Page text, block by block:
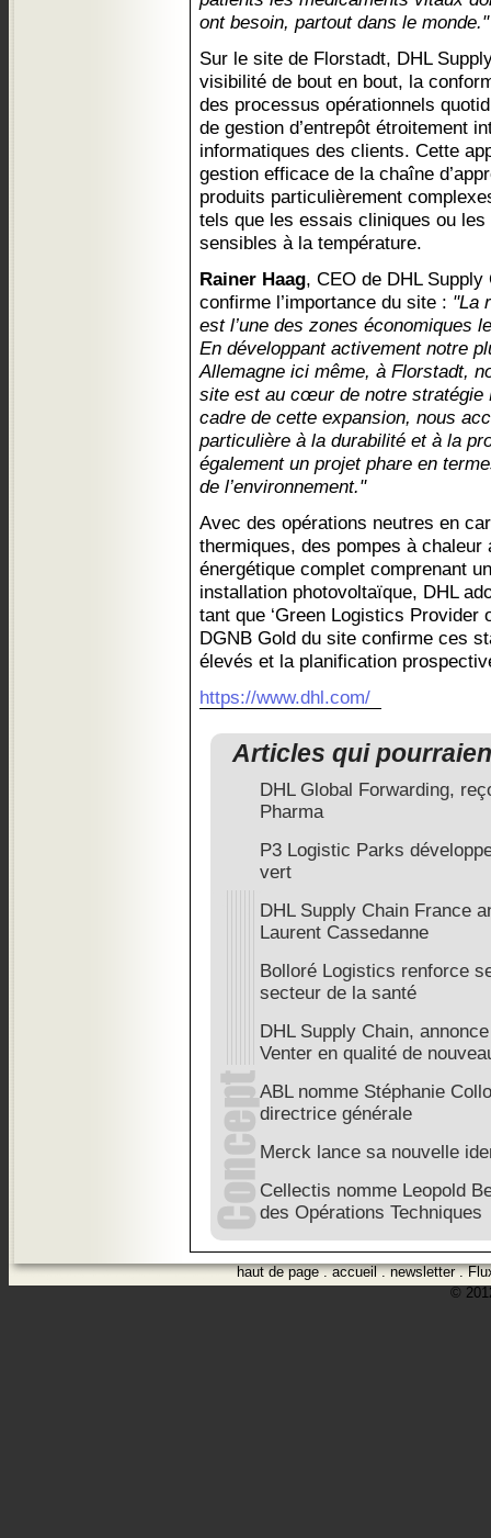
ont besoin, partout dans le monde."
Sur le site de Florstadt, DHL
visibilité de bout en bout, la
des processus opérationnels
de gestion d’entrepôt étroitement
informatiques des clients. Cette
gestion efficace de la chaîne
produits particulièrement
tels que les essais cliniques ou
sensibles à la température.
Rainer Haag, CEO de DHL
confirme l’importance du site : "La
est l’une des zones économiques
En développant activement notre
Allemagne ici même, à Florstadt,
site est au cœur de notre stratégie
cadre de cette expansion, nous
particulière à la durabilité et à la
également un projet phare en
de l’environnement."
Avec des opérations neutres en
thermiques, des pompes à
énergétique complet comprenant
installation photovoltaïque, DHL
tant que ‘Green Logistics Provider
DGNB Gold du site confirme ces
élevés et la planification
https://www.dhl.com/
Articles qui
DHL Global Forwarding,
Pharma
P3 Logistic Parks
vert
DHL Supply Chain France
Laurent Cassedanne
Bolloré Logistics renforce
secteur de la santé
DHL Supply Chain,
Venter en qualité de
ABL nomme Stéphanie
directrice générale
Merck lance sa nouvelle
Cellectis nomme Leopold
des Opérations Techniques
haut de page.accueil.newsletter.
©